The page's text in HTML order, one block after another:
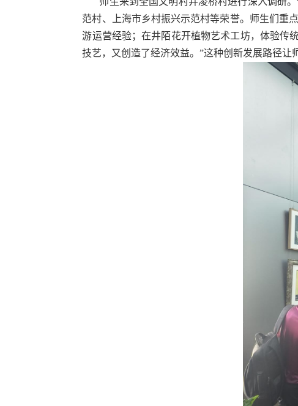
范村、上海市乡村振兴示范村等荣誉。师生们重
游运营经验；在井陌花开植物艺术工坊，体验传
技艺，又创造了经济效益。”这种创新发展路径让